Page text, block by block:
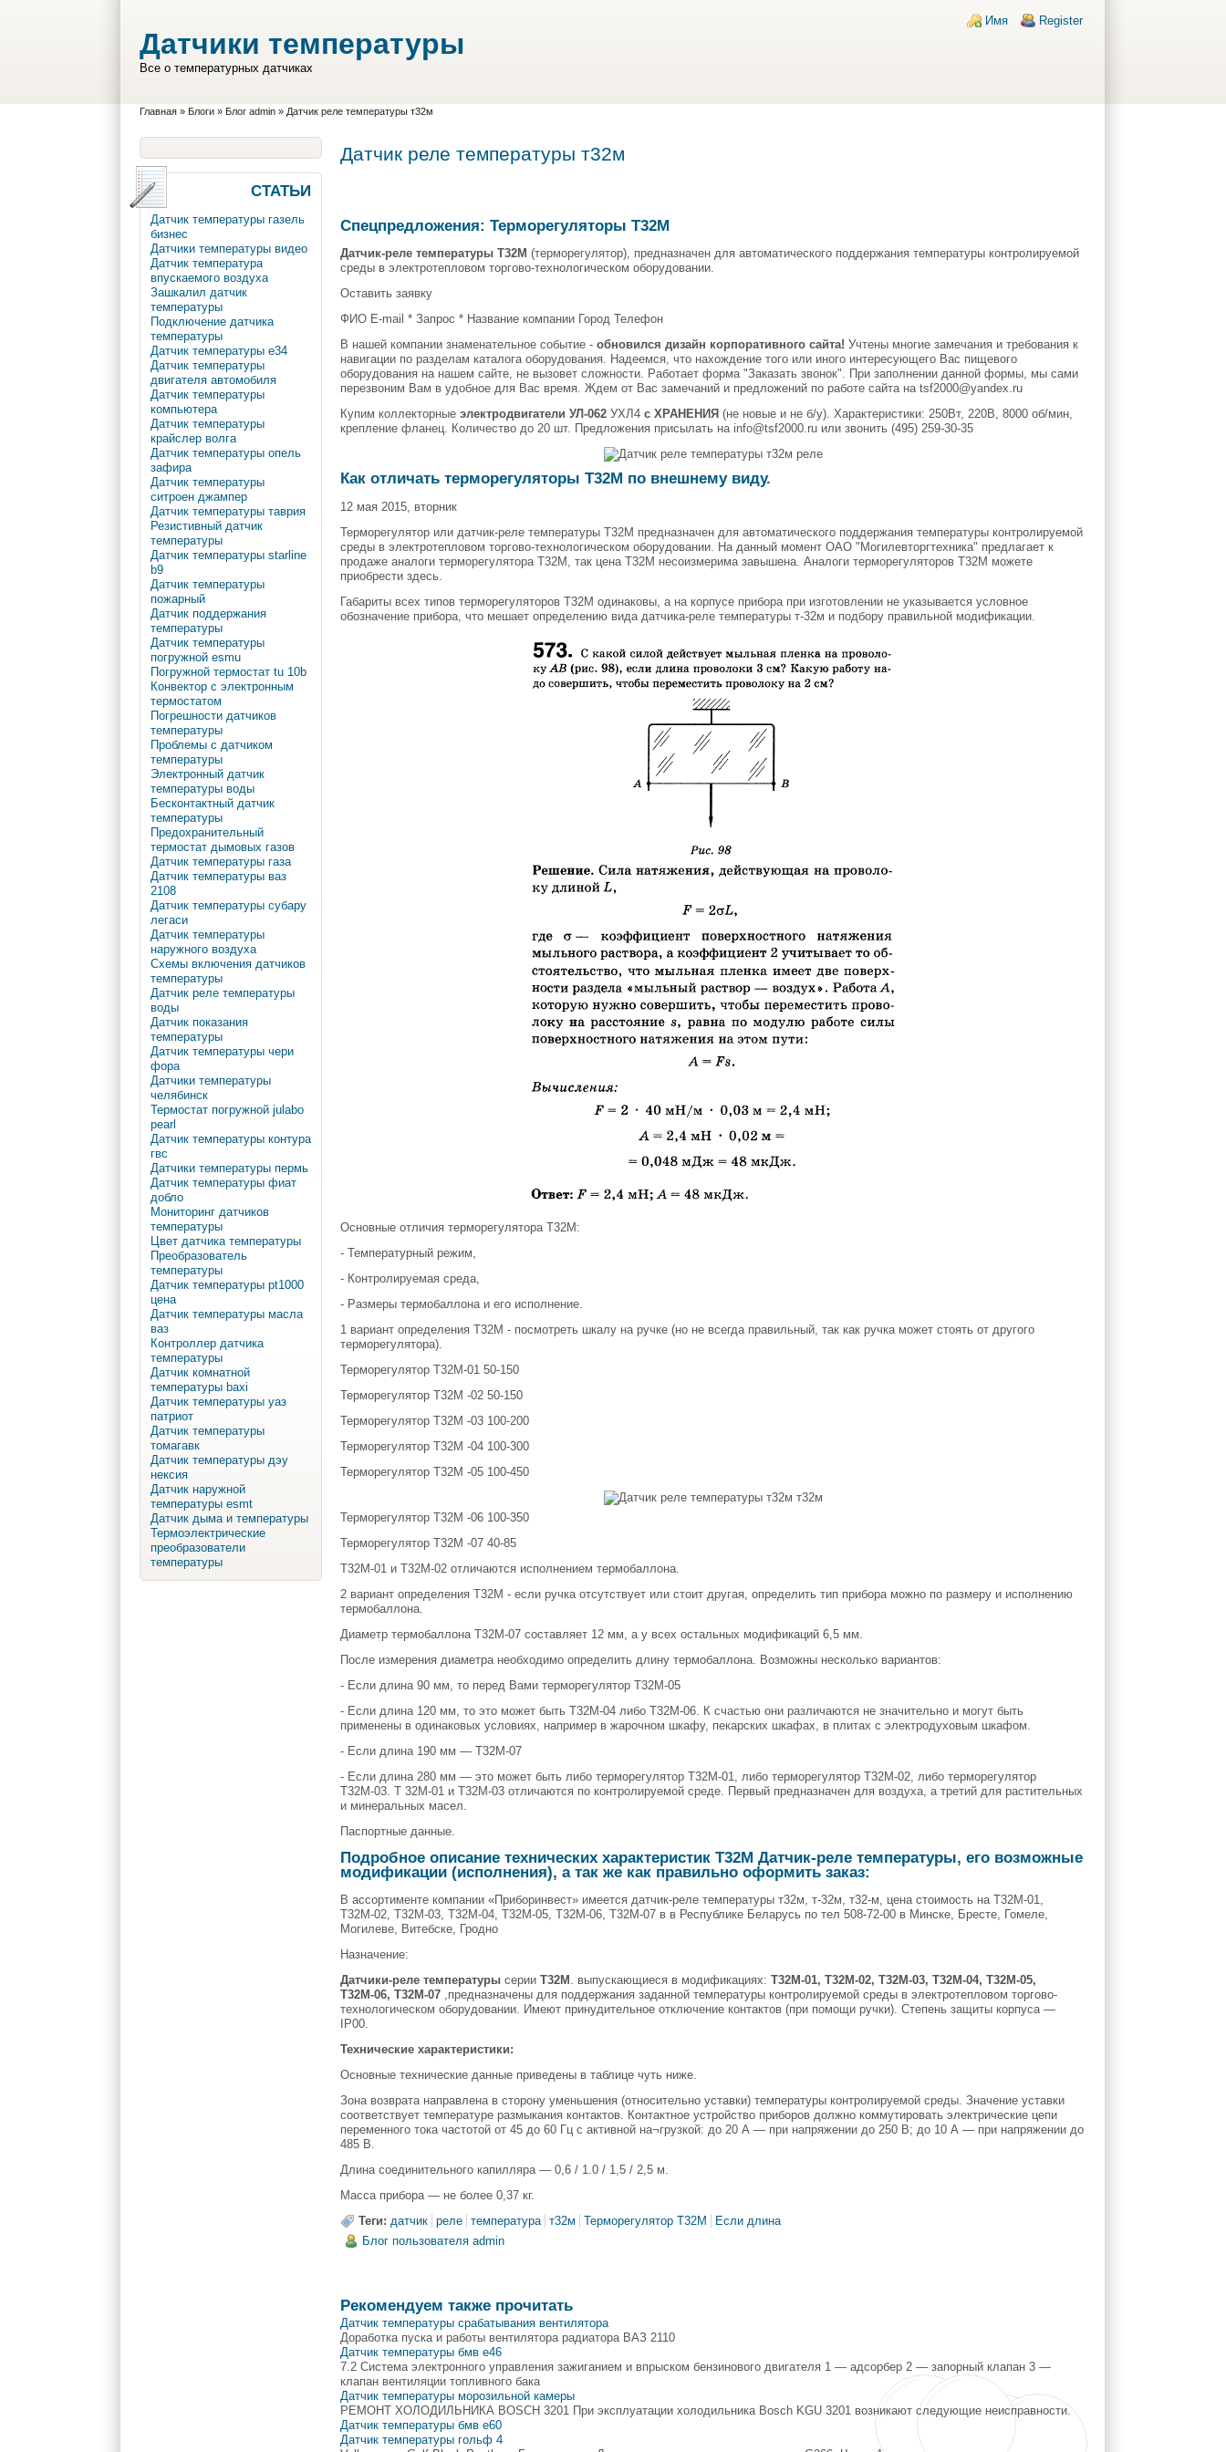
Login links
Имя Register
Датчики температуры
Все о температурных датчиках
Вы здесь
Главная» Блоги» Блог admin» Датчик реле температуры т32м
СТАТЬИ
Датчик температуры газель
бизнес
Датчики температуры видео
Датчик температура
впускаемого воздуха
Зашкалил датчик
температуры
Подключение датчика
температуры
Датчик температуры e34
Датчик температуры
двигателя автомобиля
Датчик температуры
компьютера
Датчик температуры
крайслер волга
Датчик температуры опель
зафира
Датчик температуры
ситроен джампер
Датчик температуры таврия
Резистивный датчик
температуры
Датчик температуры starline
b9
Датчик температуры
пожарный
Датчик поддержания
температуры
Датчик температуры
погружной esmu
Погружной термостат tu 10b
Конвектор с электронным
термостатом
Погрешности датчиков
температуры
Проблемы с датчиком
температуры
Электронный датчик
температуры воды
Бесконтактный датчик
температуры
Предохранительный
термостат дымовых газов
Датчик температуры газа
Датчик температуры ваз
2108
Датчик температуры субару
легаси
Датчик температуры
наружного воздуха
Схемы включения датчиков
температуры
Датчик реле температуры
воды
Датчик показания
температуры
Датчик температуры чери
фора
Датчики температуры
челябинск
Термостат погружной julabo
pearl
Датчик температуры контура
гвс
Датчики температуры пермь
Датчик температуры фиат
добло
Мониторинг датчиков
температуры
Цвет датчика температуры
Преобразователь
температуры
Датчик температуры pt1000
цена
Датчик температуры масла
ваз
Контроллер датчика
температуры
Датчик комнатной
температуры baxi
Датчик температуры уаз
патриот
Датчик температуры
томагавк
Датчик температуры дэу
нексия
Датчик наружной
температуры esmt
Датчик дыма и температуры
Термоэлектрические
преобразователи
температуры
Датчик реле температуры т32м
Спецпредложения: Терморегуляторы Т32М
Датчик-реле температуры Т32М (терморегулятор), предназначен для автоматического поддержания температуры контролируемой
среды в электротепловом торгово-технологическом оборудовании.
Оставить заявку
ФИО E-mail * Запрос * Название компании Город Телефон
В нашей компании знаменательное событие -обновился дизайн корпоративного сайта! Учтены многие замечания и требования к
навигации по разделам каталога оборудования. Надеемся, что нахождение того или иного интересующего Вас пищевого
оборудования на нашем сайте, не вызовет сложности. Работает форма "Заказать звонок". При заполнении данной формы, мы сами
перезвоним Вам в удобное для Вас время. Ждем от Вас замечаний и предложений по работе сайта на tsf2000@yandex.ru
Купим коллекторныеэлектродвигатели УЛ-062 УХЛ4с ХРАНЕНИЯ (не новые и не б/у). Характеристики: 250Вт, 220В, 8000 об/мин,
крепление фланец. Количество до 20 шт. Предложения присылать на info@tsf2000.ru или звонить (495) 259-30-35
Как отличать терморегуляторы Т32М по внешнему виду.
12 мая 2015, вторник
Терморегулятор или датчик-реле температуры Т32М предназначен для автоматического поддержания температуры контролируемой
среды в электротепловом торгово-технологическом оборудовании. На данный момент ОАО "Могилевторгтехника" предлагает к
продаже аналоги терморегулятора Т32М, так цена Т32М несоизмерима завышена. Аналоги терморегуляторов Т32М можете
приобрести здесь.
Габариты всех типов терморегуляторов Т32М одинаковы, а на корпусе прибора при изготовлении не указывается условное
обозначение прибора, что мешает определению вида датчика-реле температуры т-32м и подбору правильной модификации.
Основные отличия терморегулятора Т32М:
- Температурный режим,
- Контролируемая среда,
- Размеры термобаллона и его исполнение.
1 вариант определения Т32М - посмотреть шкалу на ручке (но не всегда правильный, так как ручка может стоять от другого
терморегулятора).
Терморегулятор Т32М-01 50-150
Терморегулятор Т32М -02 50-150
Терморегулятор Т32М -03 100-200
Терморегулятор Т32М -04 100-300
Терморегулятор Т32М -05 100-450
Терморегулятор Т32М -06 100-350
Терморегулятор Т32М -07 40-85
Т32М-01 и Т32М-02 отличаются исполнением термобаллона.
2 вариант определения Т32М - если ручка отсутствует или стоит другая, определить тип прибора можно по размеру и исполнению
термобаллона.
Диаметр термобаллона Т32М-07 составляет 12 мм, а у всех остальных модификаций 6,5 мм.
После измерения диаметра необходимо определить длину термобаллона. Возможны несколько вариантов:
- Если длина 90 мм, то перед Вами терморегулятор Т32М-05
- Если длина 120 мм, то это может быть Т32М-04 либо Т32М-06. К счастью они различаются не значительно и могут быть
применены в одинаковых условиях, например в жарочном шкафу, пекарских шкафах, в плитах с электродуховым шкафом.
- Если длина 190 мм — Т32М-07
- Если длина 280 мм — это может быть либо терморегулятор Т32М-01, либо терморегулятор Т32М-02, либо терморегулятор
Т32М-03. Т 32М-01 и Т32М-03 отличаются по контролируемой среде. Первый предназначен для воздуха, а третий для растительных
и минеральных масел.
Паспортные данные.
Подробное описание технических характеристик Т32М Датчик-реле температуры, его возможные
модификации (исполнения), а так же как правильно оформить заказ:
В ассортименте компании «Приборинвест» имеется датчик-реле температуры т32м, т-32м, т32-м, цена стоимость на Т32М-01,
Т32М-02, Т32М-03, Т32М-04, Т32М-05, Т32М-06, Т32М-07 в в Республике Беларусь по тел 508-72-00 в Минске, Бресте, Гомеле,
Могилеве, Витебске, Гродно
Назначение:
Датчики-реле температуры серииТ32М . выпускающиеся в модификациях:Т32М-01, Т32М-02, Т32М-03, Т32М-04, Т32М-05,
Т32М-06, Т32М-07 ,предназначены для поддержания заданной температуры контролируемой среды в электротепловом торгово-
технологическом оборудовании. Имеют принудительное отключение контактов (при помощи ручки). Степень защиты корпуса —
IР00.
Технические характеристики:
Основные технические данные приведены в таблице чуть ниже.
Зона возврата направлена в сторону уменьшения (относительно уставки) температуры контролируемой среды. Значение уставки
соответствует температуре размыкания контактов. Контактное устройство приборов должно коммутировать электрические цепи
переменного тока частотой от 45 до 60 Гц с активной на¬грузкой: до 20 А — при напряжении до 250 В; до 10 А — при напряжении до
485 В.
Длина соединительного капилляра — 0,6 / 1.0 / 1,5 / 2,5 м.
Масса прибора — не более 0,37 кг.
Теги: датчик реле температура т32м Терморегулятор Т32М
Если длина
Блог пользователя admin
Рекомендуем также прочитать
Датчик температуры срабатывания вентилятора
Доработка пуска и работы вентилятора радиатора ВАЗ 2110
Датчик температуры бмв е46
7.2 Система электронного управления зажиганием и впрыском бензинового двигателя 1 — адсорбер 2 — запорный клапан 3 —
клапан вентиляции топливного бака
Датчик температуры морозильной камеры
РЕМОНТ ХОЛОДИЛЬНИКА BOSCH 3201 При эксплуатации холодильника Bosch KGU 3201 возникают следующие неисправности.
Датчик температуры бмв е60
Датчик температуры гольф 4